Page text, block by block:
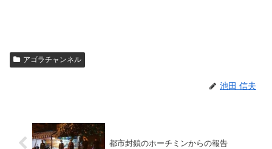
アゴラチャンネル
池田 信夫
都市封鎖のホーチミンからの報告